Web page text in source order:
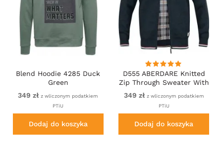
Blend Hoodie 4285 Duck
Green
349 zł z wliczonym podatkiem
PTiU
Dodaj do koszyka
D555 ABERDARE Knitted
Zip Through Sweater With
Bonded Check Lining
Navy Marl
349 zł z wliczonym podatkiem
PTiU
Dodaj do koszyka